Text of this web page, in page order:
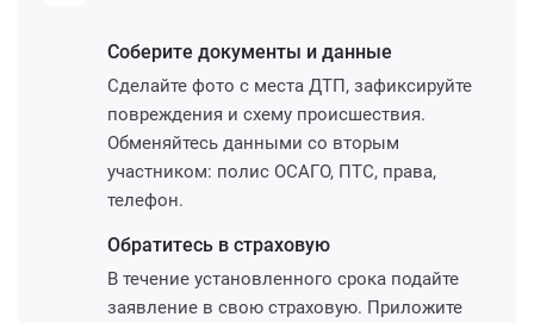
Соберите документы и данные
Сделайте фото с места ДТП, зафиксируйте
повреждения и схему происшествия.
Обменяйтесь данными со вторым
участником: полис ОСАГО, ПТС, права,
телефон.
Обратитесь в страховую
В течение установленного срока подайте
заявление в свою страховую. Приложите